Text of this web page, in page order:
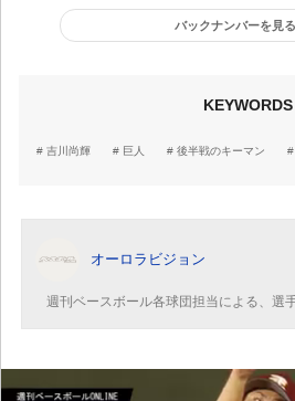
バックナンバーを見る
KEYWORDS
吉川尚輝 巨人 後半戦のキーマン
オーロラビジョン
週刊ベースボール各球団担当による、選